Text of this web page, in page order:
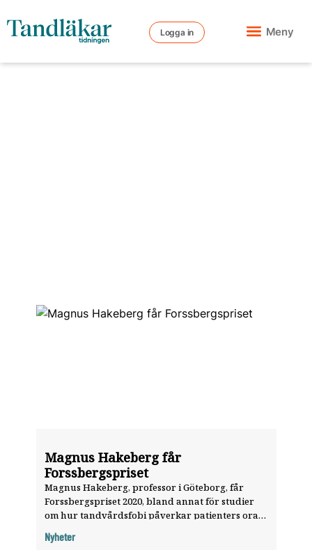
Logga in Meny
Magnus Hakeberg får
Forssbergspriset
Magnus Hakeberg, professor i Göteborg, får
Forssbergspriset 2020, bland annat för studier
om hur tandvårdsfobi påverkar patienters orala
behandlingsmodeller som har varit viktiga för
Nyheter